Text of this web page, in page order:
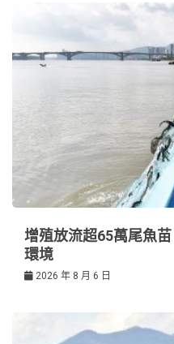
增殖放流超65萬尾魚
環境
2026 年 8 月 6 日